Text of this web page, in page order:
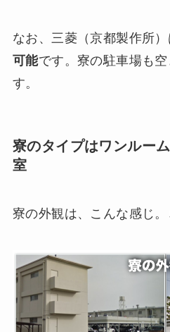
なお、三菱（京都製作所）
可能です。寮の駐車場も
す。
寮のタイプはワンルー
室
寮の外観は、こんな感じ。